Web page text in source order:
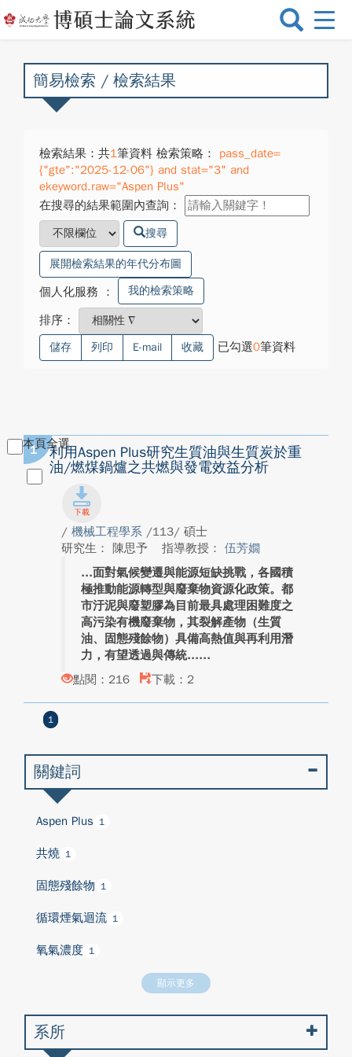
選
換
簡易檢索 / 檢索結果
檢索結果：共1筆資料 檢索策略：
pass_date=
{"gte":"2025-12-06"} and stat="3" and
ekeyword.raw="Aspen Plus"
在搜尋的結果範圍內查詢：
搜尋
展開檢索結果的年代分布圖
個人化服務 ： 我的檢索策略
排序：
儲存 列印 E-mail 收藏 已勾選0筆資料
本頁全選
1
利用Aspen Plus研究生質油與生質炭於重
油/燃煤鍋爐之共燃與發電效益分析
/ 機械工程學系 /113/ 碩士
研究生： 陳思予
指導教授： 伍芳嫺
面對氣候變遷與能源短缺挑戰，各國積
極推動能源轉型與廢棄物資源化政策。都
市汙泥與廢塑膠為目前最具處理困難度之
高污染有機廢棄物，其裂解產物（生質
油、固態殘餘物）具備高熱值與再利用潛
力，有望透過與傳統...
點閱：216
下載：2
1
關鍵詞
Aspen Plus 1
共燒 1
固態殘餘物 1
循環煙氣迴流 1
氧氣濃度 1
顯示更多
系所